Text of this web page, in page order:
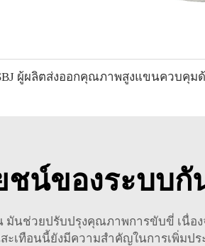
ชน์ของระบบ
มันช่วยปรับปรุงคุณภาพการขับขี่ เนื่
เทือนนี้ยังมีความสำคัญในการเพิ่มป